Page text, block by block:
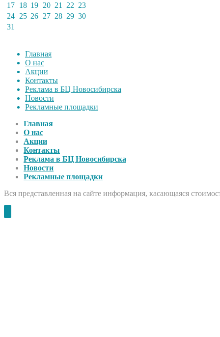
17 18 19 20 21 22 23
24 25 26 27 28 29 30
31
Главная
О нас
Акции
Контакты
Реклама в БЦ Новосибирска
Новости
Рекламные площадки
Главная
О нас
Акции
Контакты
Реклама в БЦ Новосибирска
Новости
Рекламные площадки
Вся представленная на сайте информация, касающаяся